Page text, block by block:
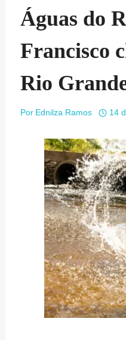
Águas do
Francisco
Rio
Por Ednilza Ramos 14